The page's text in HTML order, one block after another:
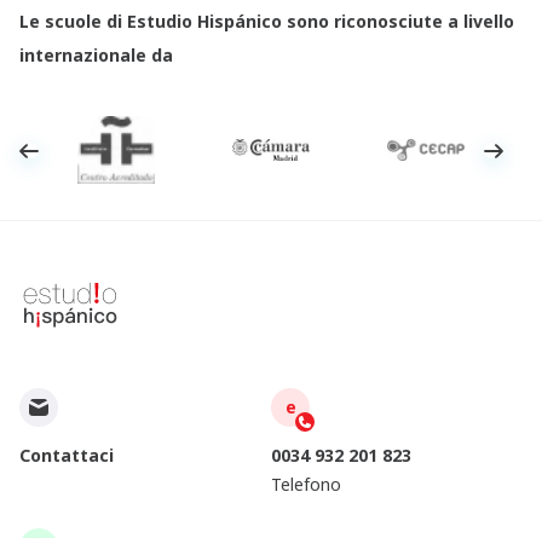
Le scuole di Estudio Hispánico sono riconosciute a livello
internazionale da
Contattaci
e
0034 932 201 823
Telefono